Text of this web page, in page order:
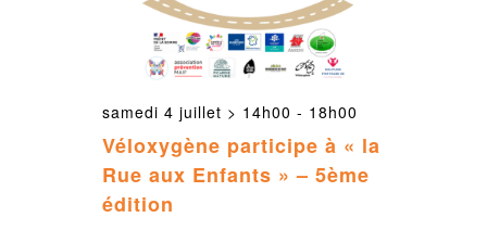
Véloxygène participe à « la
Rue aux Enfants » – 5ème
édition
samedi 4 juillet > 14h00 - 18h00